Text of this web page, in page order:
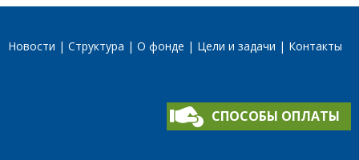
Новости Структура О фонде Цели и задачи Контакты
СПОСОБЫ ОПЛАТЫ